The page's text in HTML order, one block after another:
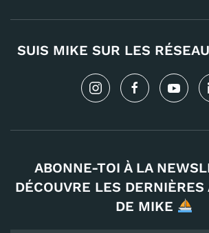
SUIS MIKE SUR LES
ABONNE-TOI À LA
DÉCOUVRE LES
DE MIKE